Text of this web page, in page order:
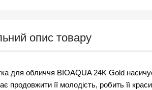
опис товару
для обличчя BIOAQUA 24K Gold
продовжити її молодість, робить її